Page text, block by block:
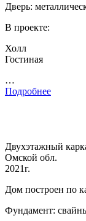
Дверь:
В проекте:
Холл
Гостиная
…
Подробнее
Двухэтажный
Омской обл.
2021г.
Дом построен по
Фундамент: